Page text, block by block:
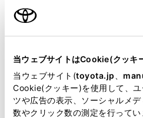
当ウェブサイトはCookie(クッキ
当ウェブサイト(toyota.jp
Cookie(クッキー)を使用して、
ツや広告の表示、ソーシャルメ
数やクリック数の測定を行って
郵便番号
必須 都道府県